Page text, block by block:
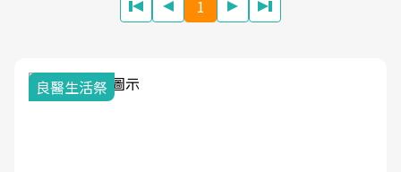
1
良醫生活祭